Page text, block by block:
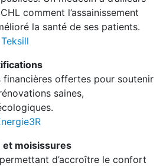
comment l’assainissement
la santé de ses patients.
Teksill
financières offertes pour soutenir
saines,
et moisissures
d’accroître le confort